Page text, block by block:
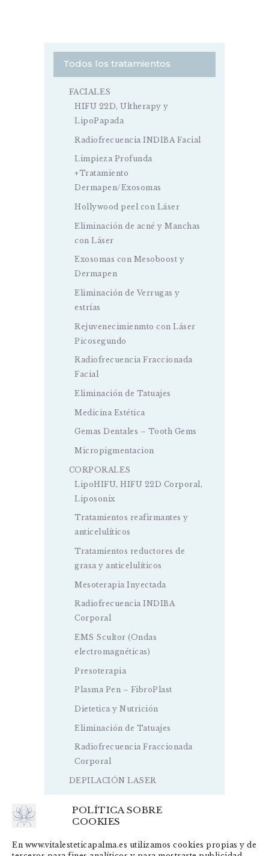
POLÍTICA SOBRE
COOKIES
En www.vitalesteticapalma.es utilizamos cookies propias y de
Todos los tratamientos
FACIALES
HIFU 22D, Ultherapy y
LipoPapada
Radiofrecuencia INDIBA Facial
Limpieza Profunda
+Tratamiento
Dermapen/Exosomas
Hollywood peel con Láser
Eliminación de acné y Manchas
con Láser
Exosomas con Mesoboost y
Dermapen
Eliminación de Verrugas y
estrías
Rejuvenecimienmto con Láser
Picosegundo
Radiofrecuencia Fraccionada
Facial
Eliminación de Tatuajes
Medicina Estética
Gemas Dentales – Tooth Gems
Micropigmentacion
CORPORALES
LipoHIFU, HIFU 22D Corporal,
Liposonix
Tratamientos reafirmantes y
anticelulíticos
Tratamientos reductores de
grasa y anticelulíticos
Mesoterapia Inyectada
Radiofrecuencia INDIBA
Corporal
EMS Scultor (Ondas
electromagnéticas)
Presoterapia
Plasma Pen – FibroPlast
Dietetica y Nutrición
Eliminación de Tatuajes
Radiofrecuencia Fraccionada
Corporal
DEPILACIÓN LASER